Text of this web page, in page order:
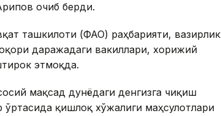
очиб берди.
ташкилоти (ФАО) раҳбарияти, вазирлик
даражадаги вакиллари, хорижий
этмоқда.
мақсад дунёдаги денгизга чиқиш
қишлоқ хўжалиги маҳсулотлари